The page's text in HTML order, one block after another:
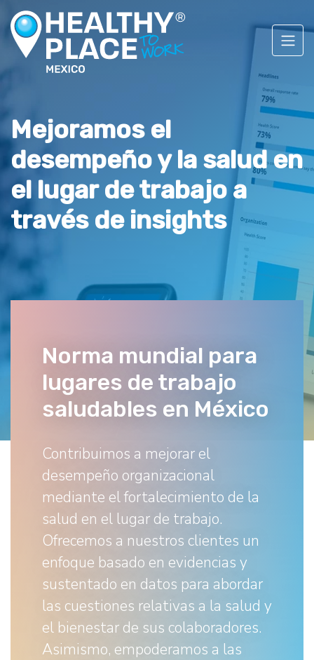
Mejoramos el
desempeño y la salud en
el lugar de trabajo a
través de insights
Norma mundial para
lugares de trabajo
saludables en México
Contribuimos a mejorar el
desempeño organizacional
mediante el fortalecimiento de la
salud en el lugar de trabajo.
Ofrecemos a nuestros clientes un
enfoque basado en evidencias y
sustentado en datos para abordar
las cuestiones relativas a la salud y
el bienestar de sus colaboradores.
Asimismo, empoderamos a las